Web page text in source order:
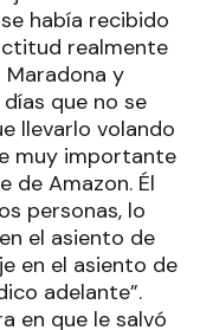
había recibido
realmente
y
que no se
llevarlo volando
muy importante
de Amazon. Él
personas, lo
el asiento de
en el asiento de
adelante”.
en que le salvó